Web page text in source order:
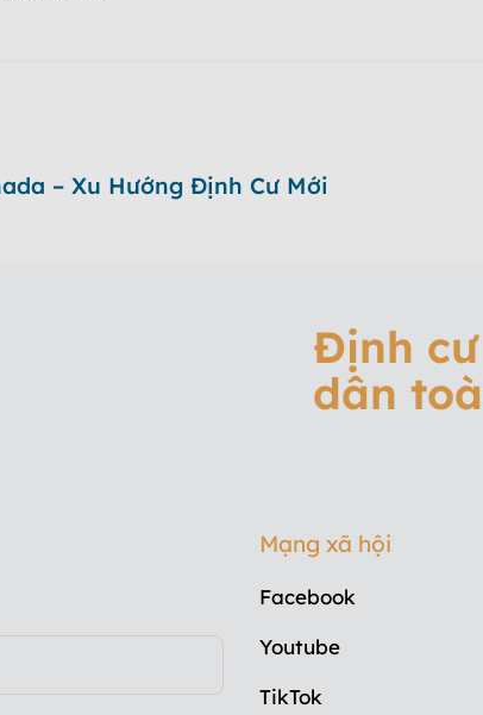
– Xu Hướng Định Cư Mới
Định
dân
Mạng xã hội
Facebook
Youtube
TikTok